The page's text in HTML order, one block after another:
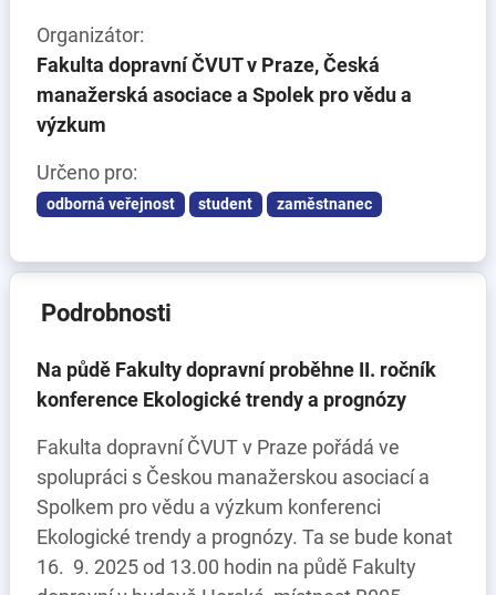
Organizátor:
Fakulta dopravní ČVUT v Praze, Česká
manažerská asociace a Spolek pro vědu a
výzkum
Určeno pro:
odborná veřejnost student zaměstnanec
Podrobnosti
Na půdě Fakulty dopravní proběhne II. ročník
konference Ekologické trendy a prognózy
Fakulta dopravní ČVUT v Praze pořádá ve
spolupráci s Českou manažerskou asociací a
Spolkem pro vědu a výzkum konferenci
Ekologické trendy a prognózy. Ta se bude konat
16. 9. 2025 od 13.00 hodin na půdě Fakulty